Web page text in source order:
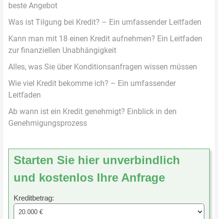
beste Angebot
Was ist Tilgung bei Kredit? – Ein umfassender Leitfaden
Kann man mit 18 einen Kredit aufnehmen? Ein Leitfaden
zur finanziellen Unabhängigkeit
Alles, was Sie über Konditionsanfragen wissen müssen
Wie viel Kredit bekomme ich? – Ein umfassender
Leitfaden
Ab wann ist ein Kredit genehmigt? Einblick in den
Genehmigungsprozess
Starten Sie hier unverbindlich
und kostenlos Ihre Anfrage
Kreditbetrag: